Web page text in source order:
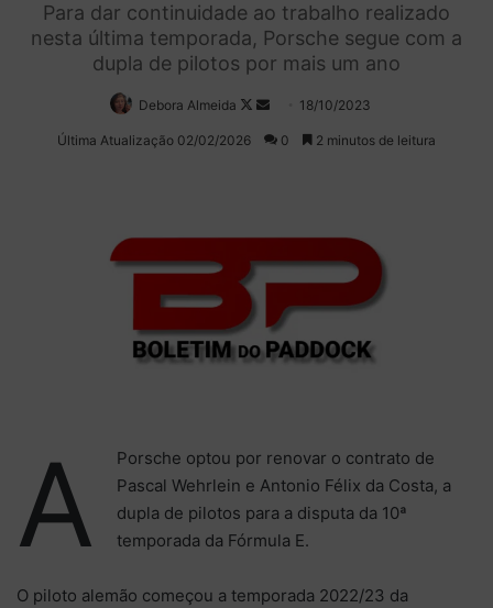
Para dar continuidade ao trabalho realizado
nesta última temporada, Porsche segue com a
dupla de pilotos por mais um ano
Debora Almeida
Follow
on
Mande
um
18/10/2023
Última Atualização 02/02/2026 0 2 minutos de leitura
A
Porsche optou por renovar o contrato de
Pascal Wehrlein e Antonio Félix da Costa, a
dupla de pilotos para a disputa da 10ª
temporada da Fórmula E.
O piloto alemão começou a temporada 2022/23 da